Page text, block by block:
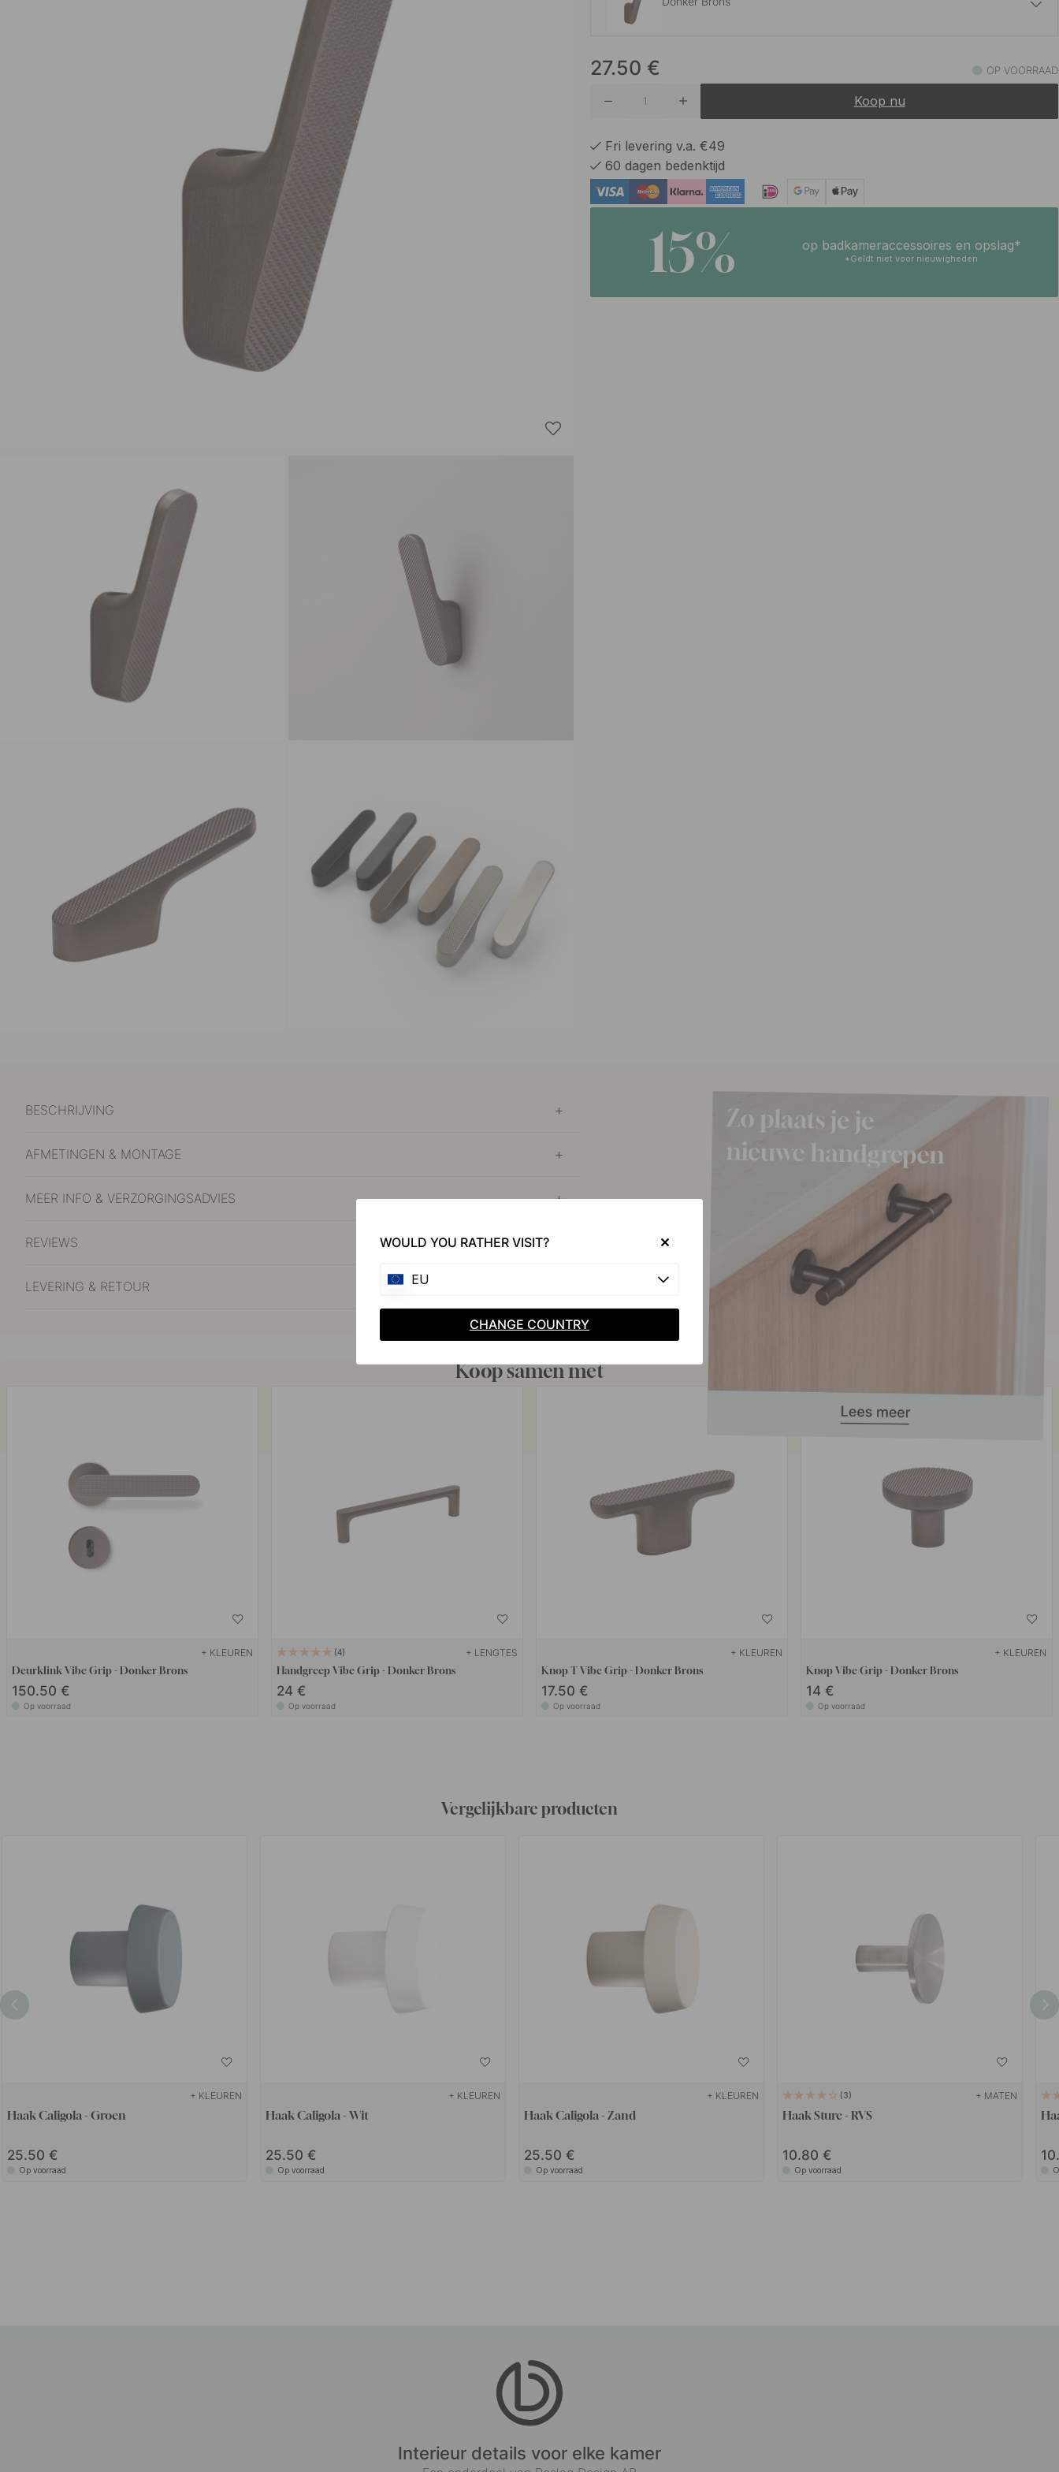
Op voorraad
27.50 € OP VOORRAAD
Koop nu
Fri levering v.a. €49
60 dagen bedenktijd
15% op badkameraccessoires en opslag*
*Geldt niet voor nieuwigheden
BESCHRIJVING
AFMETINGEN & MONTAGE
MEER INFO & VERZORGINGSADVIES
REVIEWS
LEVERING & RETOUR
Koop samen met
+ KLEUREN
Deurklink Vibe Grip - Donker Brons
150.50 €
Op voorraad
4 + LENGTES
Handgreep Vibe Grip - Donker Brons
24 €
Op voorraad
+ KLEUREN
Knop T Vibe Grip - Donker Brons
17.50 €
Op voorraad
+ KLEUREN
Knop Vibe Grip - Donker Brons
14 €
Op voorraad
Vergelijkbare producten
+ KLEUREN
Haak Caligola - Groen
25.50
Op voorraad
+ KLEUREN
Haak Caligola - Wit
25.50
Op voorraad
+ KLEUREN
Haak Caligola - Zand
25.50
Op voorraad
3 + MATEN
Haak Sture - RVS
10.80
Op voorraad
Interieur details voor elke kamer
WOULD YOU RATHER VISIT?
EU
CHANGE COUNTRY